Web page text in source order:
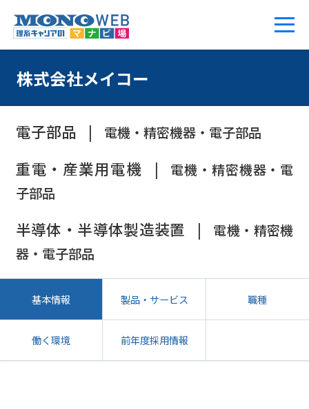
株式会社メイコー
電子部品 電機・精密機器・電子部品
重電・産業用電機
電機・精密機器・電
子部品
半導体・半導体製造装置
電機・精密機
器・電子部品
基本情報 製品・サービス 職種
働く環境 前年度採用情報